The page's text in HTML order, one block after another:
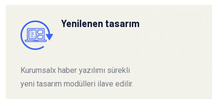
Yenilenen tasarım
Kurumsalx haber yazılımı sürekli
yeni tasarım modülleri ilave edilir.